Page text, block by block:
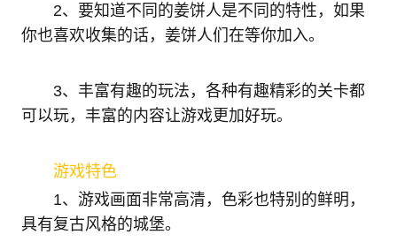
2、要知道不同的姜饼人是不同的特性，如果
你也喜欢收集的话，姜饼人们在等你加入。
3、丰富有趣的玩法，各种有趣精彩的关卡都
可以玩，丰富的内容让游戏更加好玩。
游戏特色
1、游戏画面非常高清，色彩也特别的鲜明，
具有复古风格的城堡。